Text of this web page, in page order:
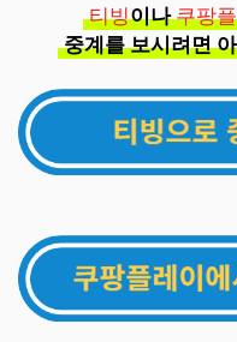
티빙이나쿠팡
중계를 보시려면